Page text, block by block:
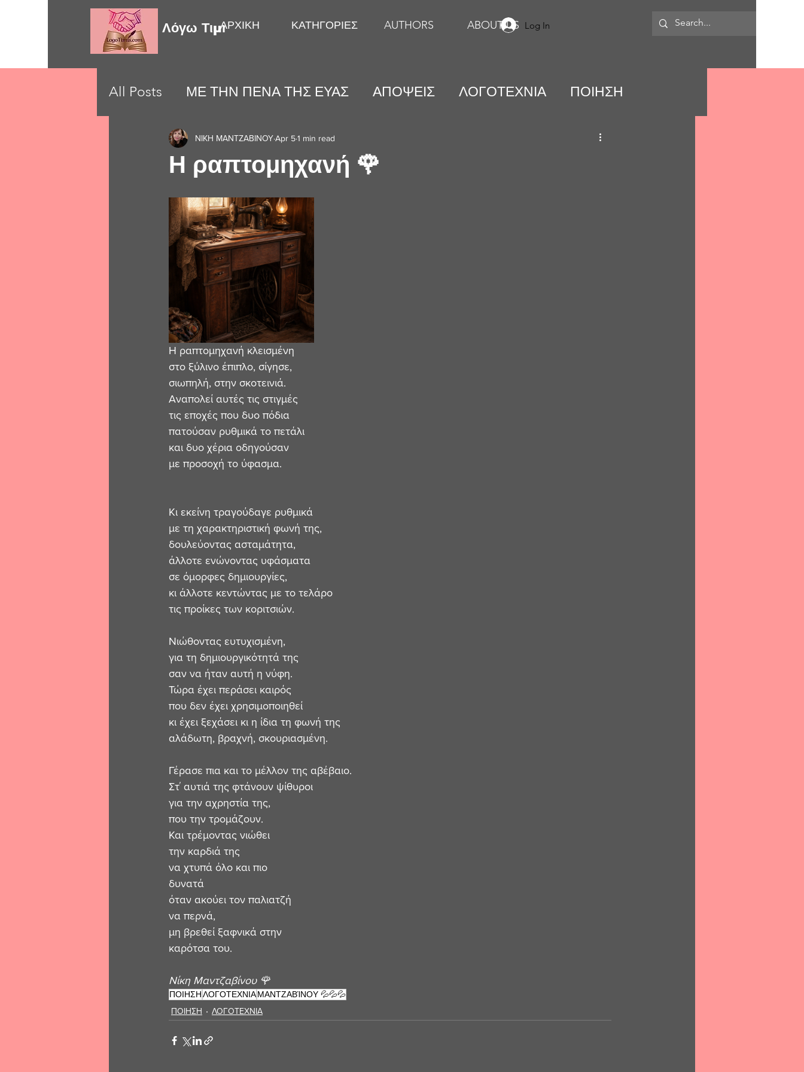
Λόγω ΤιμήςΑΡΧΙΚΗ ΚΑΤΗΓΟΡΙΕΣ AUTHORS ABOUT US Log In
All Posts ΜΕ ΤΗΝ ΠΕΝΑ ΤΗΣ ΕΥΑΣ ΑΠΟΨΕΙΣ ΛΟΓΟΤΕΧΝΙΑ ΠΟΙΗΣΗ
LOVE MOMENTS ΕΙΚΑΣΤΙΚΕΣ ΤΕΧΝΕΣ
Η ραπτομηχανή 🌹
ΝΙΚΗ ΜΑΝΤΖΑΒΙΝΟΥApr 51 min read
Η ραπτομηχανή κλεισμένη
στο ξύλινο έπιπλο, σίγησε,
σιωπηλή, στην σκοτεινιά.
Αναπολεί αυτές τις στιγμές
τις εποχές που δυο πόδια
πατούσαν ρυθμικά το πετάλι
και δυο χέρια οδηγούσαν
με προσοχή το ύφασμα.
Κι εκείνη τραγούδαγε ρυθμικά
με τη χαρακτηριστική φωνή της,
δουλεύοντας ασταμάτητα,
άλλοτε ενώνοντας υφάσματα
σε όμορφες δημιουργίες,
κι άλλοτε κεντώντας με το τελάρο
τις προίκες των κοριτσιών.
Νιώθοντας ευτυχισμένη,
για τη δημιουργικότητά της
σαν να ήταν αυτή η νύφη.
Τώρα έχει περάσει καιρός
που δεν έχει χρησιμοποιηθεί
κι έχει ξεχάσει κι η ίδια τη φωνή της
αλάδωτη, βραχνή, σκουριασμένη.
Γέρασε πια και το μέλλον της αβέβαιο.
Στ΄ αυτιά της φτάνουν ψίθυροι
για την αχρηστία της,
που την τρομάζουν.
Και τρέμοντας νιώθει
την καρδιά της
να χτυπά όλο και πιο
δυνατά
όταν ακούει τον παλιατζή
να περνά,
μη βρεθεί ξαφνικά στην
καρότσα του.
Νίκη Μαντζαβίνου 🌹
ΠΟΙΗΣΗΛΟΓΟΤΕΧΝΙΑΜΑΝΤΖΑΒΊΝΟΥ 💦💦💦
ΠΟΙΗΣΗ ΛΟΓΟΤΕΧΝΙΑ